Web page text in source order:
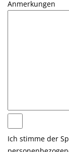
Anmerkungen
Ich stimme der